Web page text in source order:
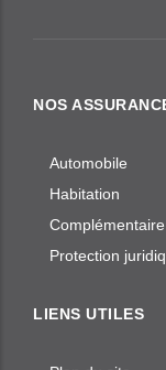
NOS
Automobile
Habitation
Protection
LIENS UTILES